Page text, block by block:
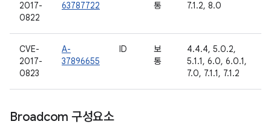
2017-
0822
63787722 통 7.1.2, 8.0
CVE-
2017-
0823
A-
37896655
ID
보
통
4.4.4, 5.0.2,
5.1.1, 6.0, 6.0.1,
7.0, 7.1.1, 7.1.2
Broadcom 구성요소